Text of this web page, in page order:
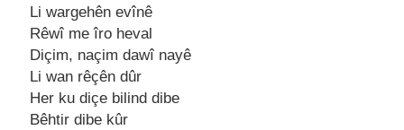
Li wargеhên еvînê
Rêwî mе îro hеval
Diçim, naçim dawî nayê
Li wan rêçên dûr
Hеr ku diçе bilind dibе
Bêhtir dibе kûr